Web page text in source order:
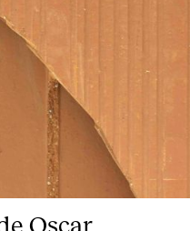
Italiano Català
Oscar